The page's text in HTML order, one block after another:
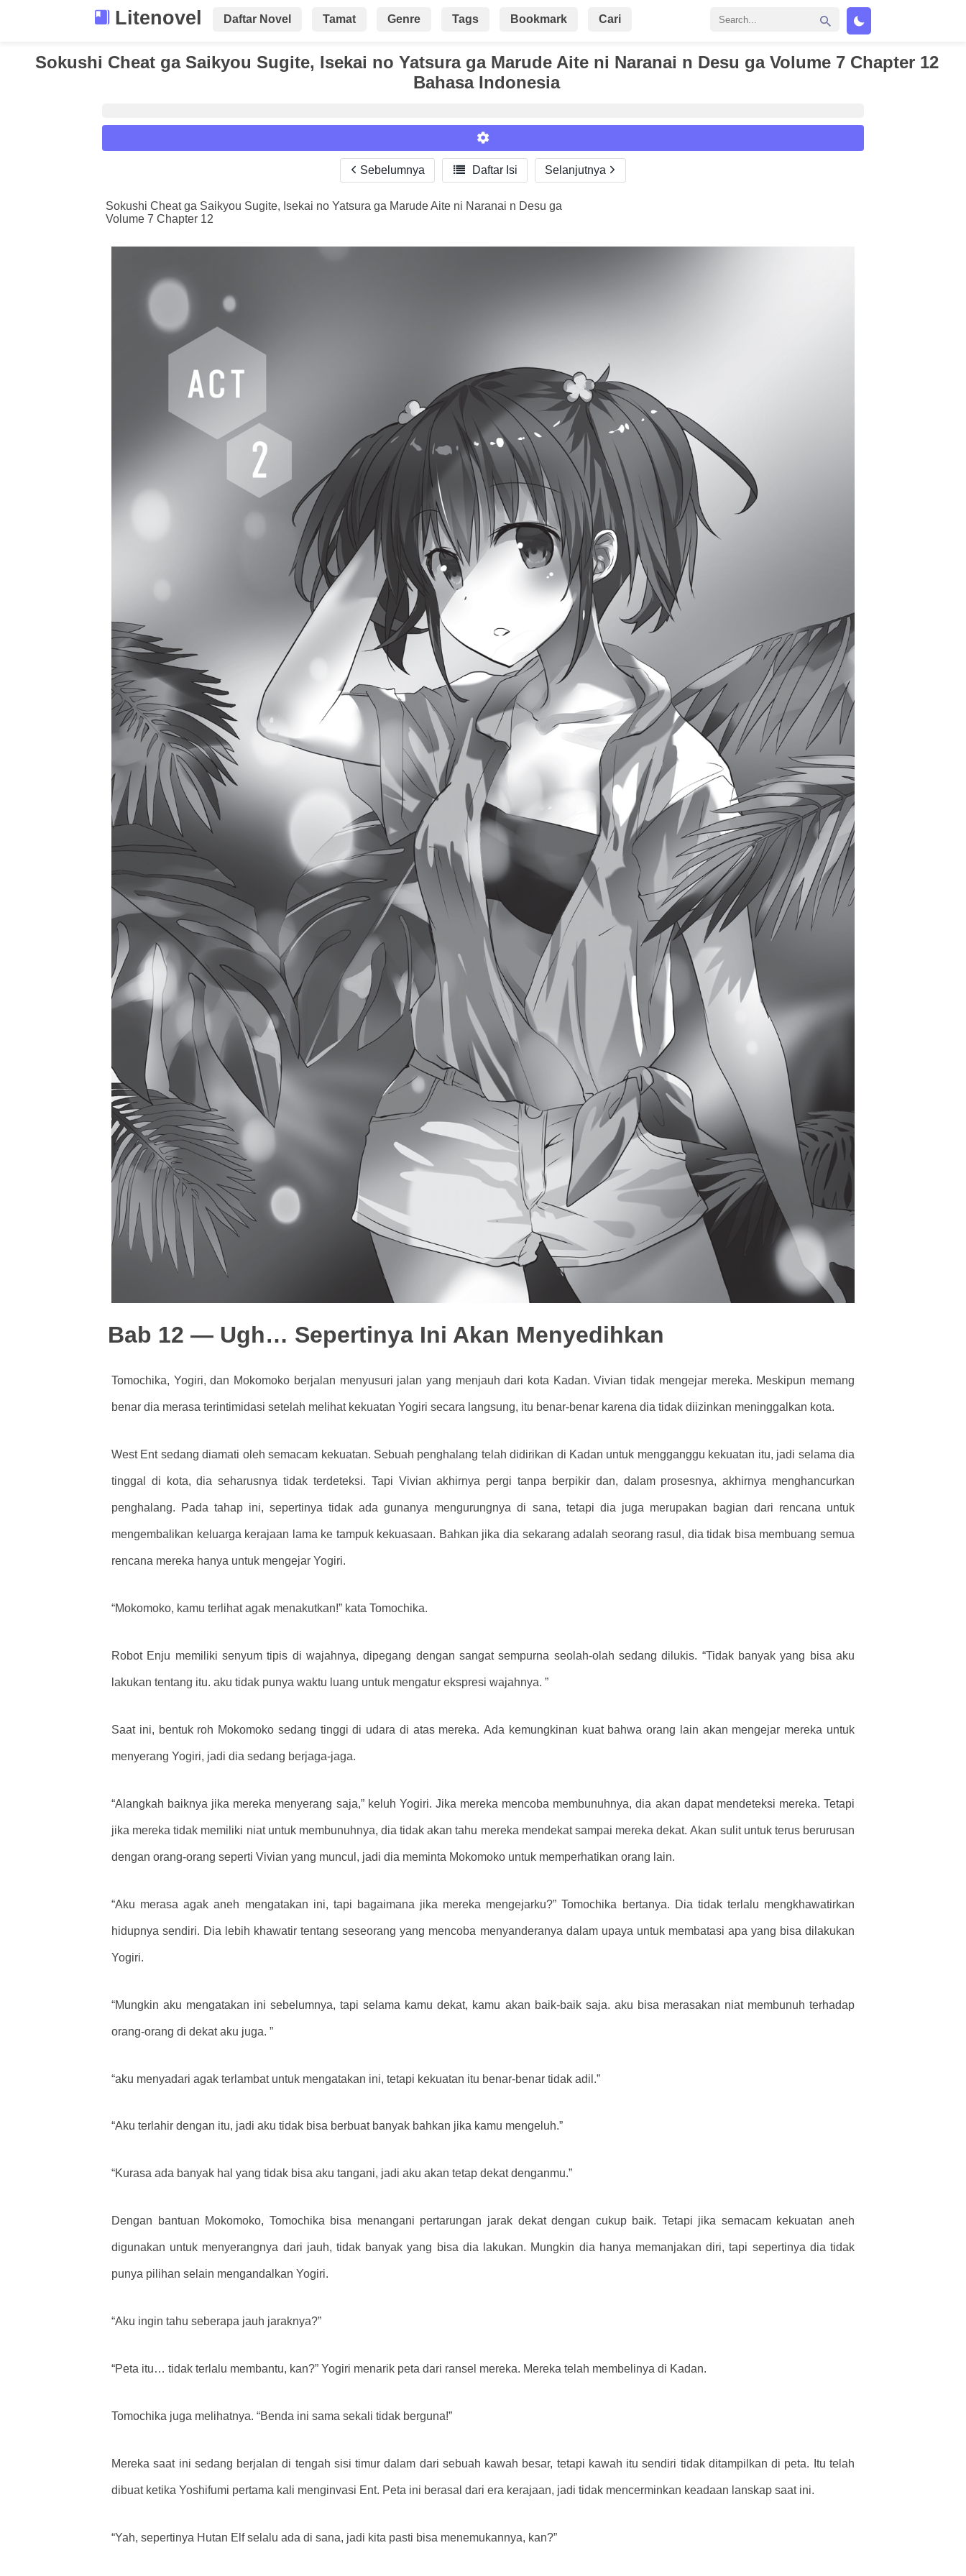
Litenovel Daftar Novel Tamat Genre Tags Bookmark Cari
Sokushi Cheat ga Saikyou Sugite, Isekai no Yatsura ga Marude Aite ni Naranai n Desu ga Volume 7 Chapter 12
Bahasa Indonesia
Font :
Titillium Web
Arial
Size :
Sebelumnya  Daftar Isi Selanjutnya
Sokushi Cheat ga Saikyou Sugite, Isekai no Yatsura ga Marude Aite ni Naranai n Desu ga
Volume 7 Chapter 12
Bab 12 — Ugh… Sepertinya Ini Akan Menyedihkan
Tomochika, Yogiri, dan Mokomoko berjalan menyusuri jalan yang menjauh dari kota Kadan. Vivian tidak mengejar mereka. Meskipun memang
benar dia merasa terintimidasi setelah melihat kekuatan Yogiri secara langsung, itu benar-benar karena dia tidak diizinkan meninggalkan kota.
West Ent sedang diamati oleh semacam kekuatan. Sebuah penghalang telah didirikan di Kadan untuk mengganggu kekuatan itu, jadi selama dia
tinggal di kota, dia seharusnya tidak terdeteksi. Tapi Vivian akhirnya pergi tanpa berpikir dan, dalam prosesnya, akhirnya menghancurkan
penghalang. Pada tahap ini, sepertinya tidak ada gunanya mengurungnya di sana, tetapi dia juga merupakan bagian dari rencana untuk
mengembalikan keluarga kerajaan lama ke tampuk kekuasaan. Bahkan jika dia sekarang adalah seorang rasul, dia tidak bisa membuang semua
rencana mereka hanya untuk mengejar Yogiri.
“Mokomoko, kamu terlihat agak menakutkan!” kata Tomochika.
Robot Enju memiliki senyum tipis di wajahnya, dipegang dengan sangat sempurna seolah-olah sedang dilukis. “Tidak banyak yang bisa aku
lakukan tentang itu. aku tidak punya waktu luang untuk mengatur ekspresi wajahnya. ”
Saat ini, bentuk roh Mokomoko sedang tinggi di udara di atas mereka. Ada kemungkinan kuat bahwa orang lain akan mengejar mereka untuk
menyerang Yogiri, jadi dia sedang berjaga-jaga.
“Alangkah baiknya jika mereka menyerang saja,” keluh Yogiri. Jika mereka mencoba membunuhnya, dia akan dapat mendeteksi mereka. Tetapi
jika mereka tidak memiliki niat untuk membunuhnya, dia tidak akan tahu mereka mendekat sampai mereka dekat. Akan sulit untuk terus berurusan
dengan orang-orang seperti Vivian yang muncul, jadi dia meminta Mokomoko untuk memperhatikan orang lain.
“Aku merasa agak aneh mengatakan ini, tapi bagaimana jika mereka mengejarku?” Tomochika bertanya. Dia tidak terlalu mengkhawatirkan
hidupnya sendiri. Dia lebih khawatir tentang seseorang yang mencoba menyanderanya dalam upaya untuk membatasi apa yang bisa dilakukan
Yogiri.
“Mungkin aku mengatakan ini sebelumnya, tapi selama kamu dekat, kamu akan baik-baik saja. aku bisa merasakan niat membunuh terhadap
orang-orang di dekat aku juga. ”
“aku menyadari agak terlambat untuk mengatakan ini, tetapi kekuatan itu benar-benar tidak adil.”
“Aku terlahir dengan itu, jadi aku tidak bisa berbuat banyak bahkan jika kamu mengeluh.”
“Kurasa ada banyak hal yang tidak bisa aku tangani, jadi aku akan tetap dekat denganmu.”
Dengan bantuan Mokomoko, Tomochika bisa menangani pertarungan jarak dekat dengan cukup baik. Tetapi jika semacam kekuatan aneh
digunakan untuk menyerangnya dari jauh, tidak banyak yang bisa dia lakukan. Mungkin dia hanya memanjakan diri, tapi sepertinya dia tidak
punya pilihan selain mengandalkan Yogiri.
“Aku ingin tahu seberapa jauh jaraknya?”
“Peta itu… tidak terlalu membantu, kan?” Yogiri menarik peta dari ransel mereka. Mereka telah membelinya di Kadan.
Tomochika juga melihatnya. “Benda ini sama sekali tidak berguna!”
Mereka saat ini sedang berjalan di tengah sisi timur dalam dari sebuah kawah besar, tetapi kawah itu sendiri tidak ditampilkan di peta. Itu telah
dibuat ketika Yoshifumi pertama kali menginvasi Ent. Peta ini berasal dari era kerajaan, jadi tidak mencerminkan keadaan lanskap saat ini.
“Yah, sepertinya Hutan Elf selalu ada di sana, jadi kita pasti bisa menemukannya, kan?”